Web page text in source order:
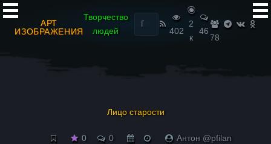
АРТ
ИЗОБРАЖЕНИЯ
Творчество
людей
Найти:
402
2
к
46
78
Лицо старости
0 0
Антон @pfilan